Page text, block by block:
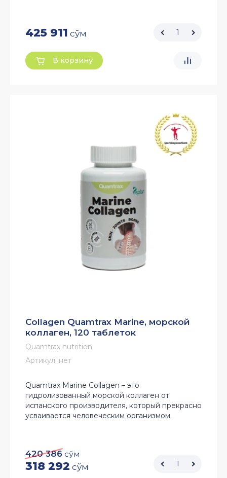
425 911 сўм
В корзину
Collagen Quamtrax Marine, морской
коллаген, 120 таблеток
Quamtrax nutrition
Артикул: нет
Quamtrax Marine Collagen – это
гидролизованный морской коллаген от
испанского производителя, который прекрасно
усваивается человеческим организмом.
420 386 сўм
318 292 сўм